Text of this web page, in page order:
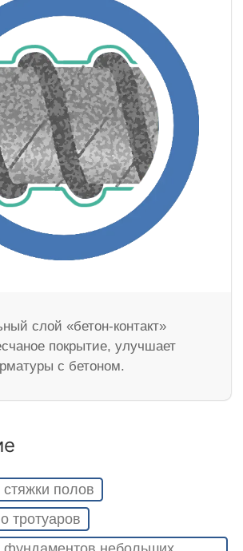
слой «бетон-контакт»
покрытие, улучшает
с бетоном.
полов
тротуаров